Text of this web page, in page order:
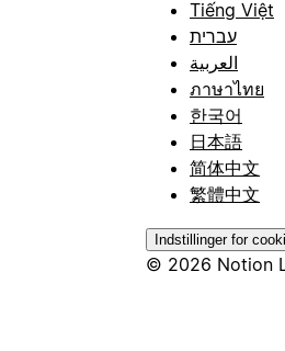
Tiếng Việt
עברית
العربية
ภาษาไทย
한국어
日本語
简体中文
繁體中文
Indstillinger for
© 2026 Notion